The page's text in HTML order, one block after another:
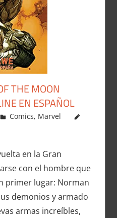
THE MOON
EN ESPAÑOL
Carlitox Banana
Comics, Marvel
en la Gran
con el hombre que
primer lugar: Norman
demonios y armado
armas increíbles,